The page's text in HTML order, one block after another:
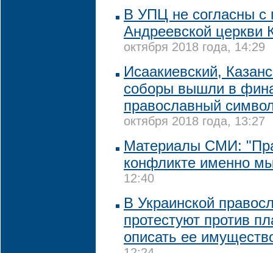
В УПЦ не согласны с
Андреевской церкви
октября 2018 года, 14:29
Исаакиевский,
соборы вышли в
православный
октября 2018 года, 13:27
Материалы СМИ:
конфликте именно
12:40
В Украинской
протестуют против
описать ее